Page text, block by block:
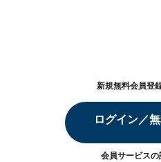
新規無料会員登
ログイン／
会員サービスの